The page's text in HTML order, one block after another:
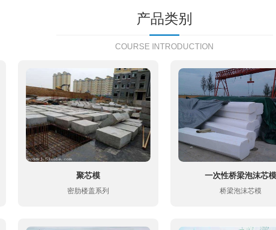
产品类别
COURSE INTRODUCTION
聚芯模
密肋楼盖系列
一次性桥梁泡沫芯模
桥梁泡沫芯模